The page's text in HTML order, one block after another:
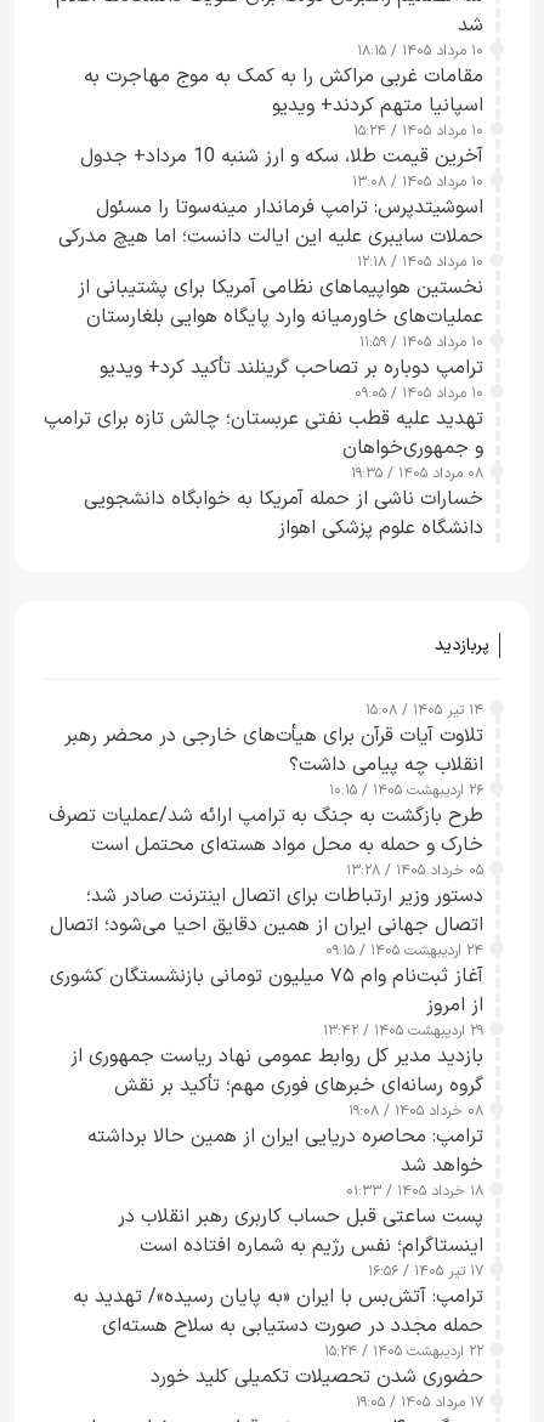
شد
۱۰ مرداد ۱۴۰۵ / ۱۸:۱۵
مقامات غربی مراکش را به کمک به موج مهاجرت به
اسپانیا متهم کردند+ ویدیو
۱۰ مرداد ۱۴۰۵ / ۱۵:۲۴
آخرین قیمت طلا، سکه و ارز شنبه 10 مرداد+ جدول
۱۰ مرداد ۱۴۰۵ / ۱۳:۰۸
اسوشیتدپرس: ترامپ فرماندار مینه‌سوتا را مسئول
حملات سایبری علیه این ایالت دانست؛ اما هیچ مدرکی
ارائه نکرد
۱۰ مرداد ۱۴۰۵ / ۱۲:۱۸
نخستین هواپیماهای نظامی آمریکا برای پشتیبانی از
عملیات‌های خاورمیانه وارد پایگاه هوایی بلغارستان
شدند
۱۰ مرداد ۱۴۰۵ / ۱۱:۵۹
ترامپ دوباره بر تصاحب گرینلند تأکید کرد+ ویدیو
۱۰ مرداد ۱۴۰۵ / ۰۹:۰۵
تهدید علیه قطب نفتی عربستان؛ چالش تازه برای ترامپ
و جمهوری‌خواهان
۰۸ مرداد ۱۴۰۵ / ۱۹:۳۵
خسارات ناشی از حمله آمریکا به خوابگاه دانشجویی
دانشگاه علوم پزشکی اهواز
پربازدید
۱۴ تیر ۱۴۰۵ / ۱۵:۰۸
تلاوت آیات قرآن برای هیأت‌های خارجی در محضر رهبر
انقلاب چه پیامی داشت؟
۲۶ اردیبهشت ۱۴۰۵ / ۱۰:۱۵
طرح‌ بازگشت به جنگ به ترامپ ارائه شد/عملیات تصرف
خارک و حمله به محل مواد هسته‌ای محتمل است
۰۵ خرداد ۱۴۰۵ / ۱۳:۲۸
دستور وزیر ارتباطات برای اتصال اینترنت صادر شد؛
اتصال جهانی ایران از همین دقایق احیا می‌شود؛ اتصال
کامل مردم تا ۲۴ ساعت آینده
۲۴ اردیبهشت ۱۴۰۵ / ۰۹:۱۵
آغاز ثبت‌نام وام ۷۵ میلیون تومانی بازنشستگان کشوری
از امروز
۲۹ اردیبهشت ۱۴۰۵ / ۱۳:۴۲
بازدید مدیر کل روابط عمومی نهاد ریاست جمهوری از
گروه رسانه‌ای خبرهای فوری مهم؛ تأکید بر نقش
رسانه‌های هوشمند و مسئول در ارتقای آگاهی عمومی
۰۸ خرداد ۱۴۰۵ / ۱۹:۰۸
ترامپ: محاصره دریایی ایران از همین حالا برداشته
خواهد شد
۱۸ خرداد ۱۴۰۵ / ۰۱:۳۳
پست ساعتی قبل حساب کاربری رهبر انقلاب در
اینستاگرام؛ نفس رژیم به شماره افتاده است​
۱۷ تیر ۱۴۰۵ / ۱۶:۵۶
ترامپ: آتش‌بس با ایران «به پایان رسیده»/ تهدید به
حمله مجدد در صورت دستیابی به سلاح هسته‌ای
۲۲ اردیبهشت ۱۴۰۵ / ۱۵:۲۴
حضوری شدن تحصیلات تکمیلی کلید خورد
۱۷ مرداد ۱۴۰۵ / ۱۹:۰۵